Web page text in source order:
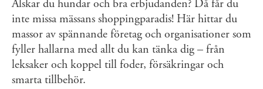
Älskar du hundar och bra erbjudanden? Då får du
inte missa mässans shoppingparadis! Här hittar du
massor av spännande företag och organisationer som
fyller hallarna med allt du kan tänka dig – från
leksaker och koppel till foder, försäkringar och
smarta tillbehör.